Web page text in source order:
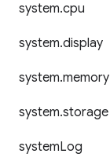
system.cpu
system.display
system.memory
system.storage
systemLog